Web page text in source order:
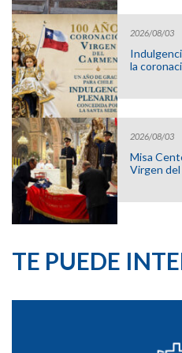
2026/08/03
la
2026/08/03
Misa
Virgen del
TE PUEDE